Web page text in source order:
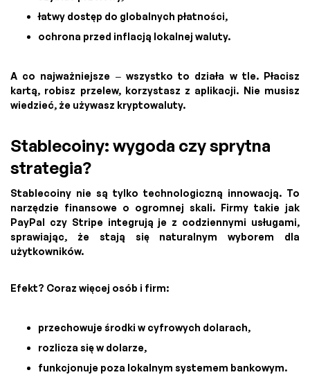
łatwy dostęp do globalnych płatności,
ochrona przed inflacją lokalnej waluty.
A co najważniejsze – wszystko to działa w tle. Płacisz
kartą, robisz przelew, korzystasz z aplikacji. Nie musisz
wiedzieć, że używasz kryptowaluty.
Stablecoiny: wygoda czy sprytna
strategia?
Stablecoiny nie są tylko technologiczną innowacją. To
narzędzie finansowe o ogromnej skali. Firmy takie jak
PayPal czy Stripe integrują je z codziennymi usługami,
sprawiając, że stają się naturalnym wyborem dla
użytkowników.
Efekt? Coraz więcej osób i firm:
przechowuje środki w cyfrowych dolarach,
rozlicza się w dolarze,
funkcjonuje poza lokalnym systemem bankowym.